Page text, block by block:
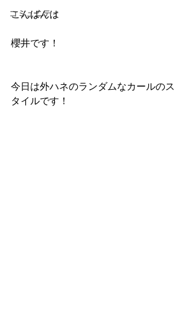
コミュニティ
こんばんは
櫻井です！
今日は外ハネのランダムなカールのス
タイルです！